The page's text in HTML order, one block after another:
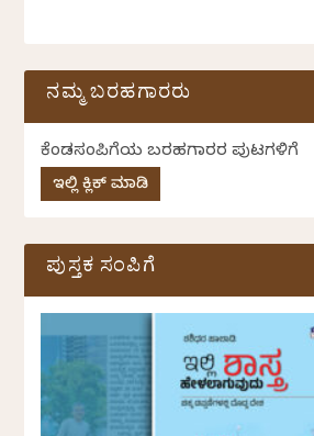
ನಮ್ಮ ಬರಹಗಾರರು
ಕೆಂಡಸಂಪಿಗೆಯ ಬರಹಗಾರರ ಪುಟಗಳಿಗೆ
ಇಲ್ಲಿ ಕ್ಲಿಕ್ ಮಾಡಿ
ಪುಸ್ತಕ ಸಂಪಿಗೆ